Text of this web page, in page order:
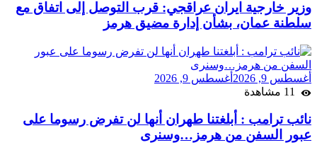
وزير خارجية ايران عراقجي: قرب التوصل إلى اتفاق مع
سلطنة عمان، بشأن إدارة مضيق هرمز
أغسطس 9, 2026
أغسطس 9, 2026
نائب ترامب : أبلغتنا طهران أنها لن تفرض رسوما على
عبور السفن من هرمز…وسنرى